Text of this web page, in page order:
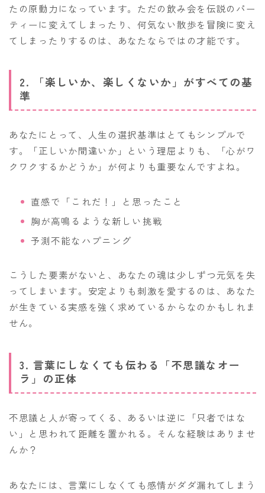
たの原動力になっています。ただの飲み会を伝説のパー
ティーに変えてしまったり、何気ない散歩を冒険に変え
てしまったりするのは、あなたならではの才能です。
2. 「楽しいか、楽しくないか」がすべての基
準
あなたにとって、人生の選択基準はとてもシンプルで
す。「正しいか間違いか」という理屈よりも、「心がワ
クワクするかどうか」が何よりも重要なんですよね。
直感で「これだ！」と思ったこと
胸が高鳴るような新しい挑戦
予測不能なハプニング
こうした要素がないと、あなたの魂は少しずつ元気を失
ってしまいます。安定よりも刺激を愛するのは、あなた
が生きている実感を強く求めているからなのかもしれま
せん。
3. 言葉にしなくても伝わる「不思議なオー
ラ」の正体
不思議と人が寄ってくる、あるいは逆に「只者ではな
い」と思われて距離を置かれる。そんな経験はありませ
んか？
あなたには、言葉にしなくても感情がダダ漏れてしまう